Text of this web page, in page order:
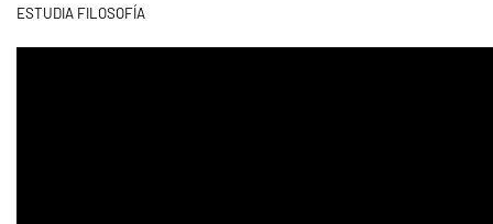
ESTUDIA FILOSOFÍA